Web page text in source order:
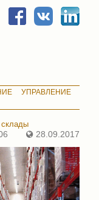
УПРАВЛЕНИЕ
28.09.2017